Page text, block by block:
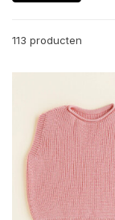
113 producten